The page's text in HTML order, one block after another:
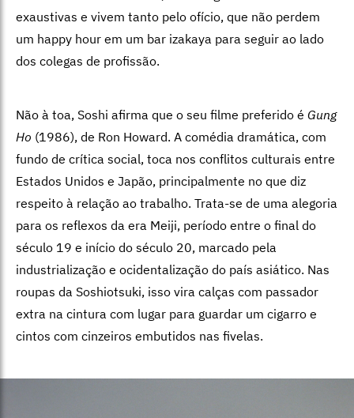
exaustivas e vivem tanto pelo ofício, que não perdem
um happy hour em um bar izakaya para seguir ao lado
dos colegas de profissão.
Não à toa, Soshi afirma que o seu filme preferido é Gung
Ho (1986), de Ron Howard. A comédia dramática, com
fundo de crítica social, toca nos conflitos culturais entre
Estados Unidos e Japão, principalmente no que diz
respeito à relação ao trabalho. Trata-se de uma alegoria
para os reflexos da era Meiji, período entre o final do
século 19 e início do século 20, marcado pela
industrialização e ocidentalização do país asiático. Nas
roupas da Soshiotsuki, isso vira calças com passador
extra na cintura com lugar para guardar um cigarro e
cintos com cinzeiros embutidos nas fivelas.